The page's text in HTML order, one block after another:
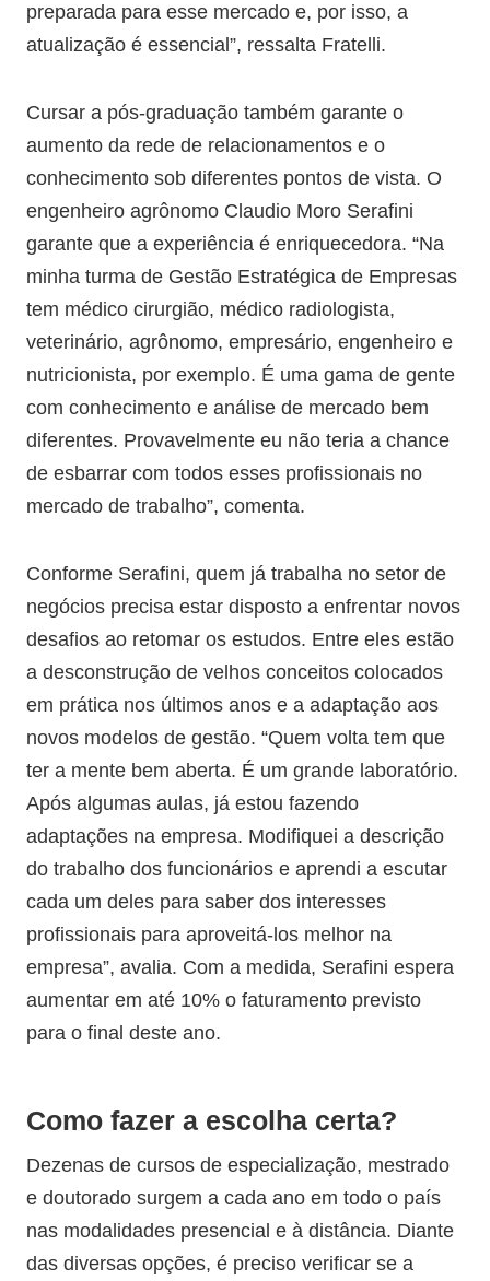
preparada para esse mercado e, por isso, a
atualização é essencial”, ressalta Fratelli.
Cursar a pós-graduação também garante o
aumento da rede de relacionamentos e o
conhecimento sob diferentes pontos de vista. O
engenheiro agrônomo Claudio Moro Serafini
garante que a experiência é enriquecedora. “Na
minha turma de Gestão Estratégica de Empresas
tem médico cirurgião, médico radiologista,
veterinário, agrônomo, empresário, engenheiro e
nutricionista, por exemplo. É uma gama de gente
com conhecimento e análise de mercado bem
diferentes. Provavelmente eu não teria a chance
de esbarrar com todos esses profissionais no
mercado de trabalho”, comenta.
Conforme Serafini, quem já trabalha no setor de
negócios precisa estar disposto a enfrentar novos
desafios ao retomar os estudos. Entre eles estão
a desconstrução de velhos conceitos colocados
em prática nos últimos anos e a adaptação aos
novos modelos de gestão. “Quem volta tem que
ter a mente bem aberta. É um grande laboratório.
Após algumas aulas, já estou fazendo
adaptações na empresa. Modifiquei a descrição
do trabalho dos funcionários e aprendi a escutar
cada um deles para saber dos interesses
profissionais para aproveitá-los melhor na
empresa”, avalia. Com a medida, Serafini espera
aumentar em até 10% o faturamento previsto
para o final deste ano.
Como fazer a escolha certa?
Dezenas de cursos de especialização, mestrado
e doutorado surgem a cada ano em todo o país
nas modalidades presencial e à distância. Diante
das diversas opções, é preciso verificar se a